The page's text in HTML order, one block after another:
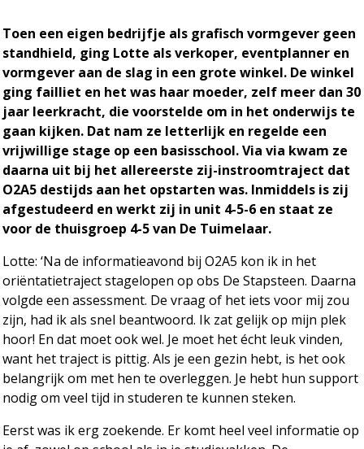
Toen een eigen bedrijfje als grafisch vormgever geen
standhield, ging Lotte als verkoper, eventplanner en
vormgever aan de slag in een grote winkel. De winkel
ging failliet en het was haar moeder, zelf meer dan 30
jaar leerkracht, die voorstelde om in het onderwijs te
gaan kijken. Dat nam ze letterlijk en regelde een
vrijwillige stage op een basisschool. Via via kwam ze
daarna uit bij het allereerste zij-instroomtraject dat
O2A5 destijds aan het opstarten was. Inmiddels is zij
afgestudeerd en werkt zij in unit 4-5-6 en staat ze
voor de thuisgroep 4-5 van De Tuimelaar.
Lotte: ‘Na de informatieavond bij O2A5 kon ik in het
oriëntatietraject stagelopen op obs De Stapsteen. Daarna
volgde een assessment. De vraag of het iets voor mij zou
zijn, had ik als snel beantwoord. Ik zat gelijk op mijn plek
hoor! En dat moet ook wel. Je moet het écht leuk vinden,
want het traject is pittig. Als je een gezin hebt, is het ook
belangrijk om met hen te overleggen. Je hebt hun support
nodig om veel tijd in studeren te kunnen steken.
Eerst was ik erg zoekende. Er komt heel veel informatie op